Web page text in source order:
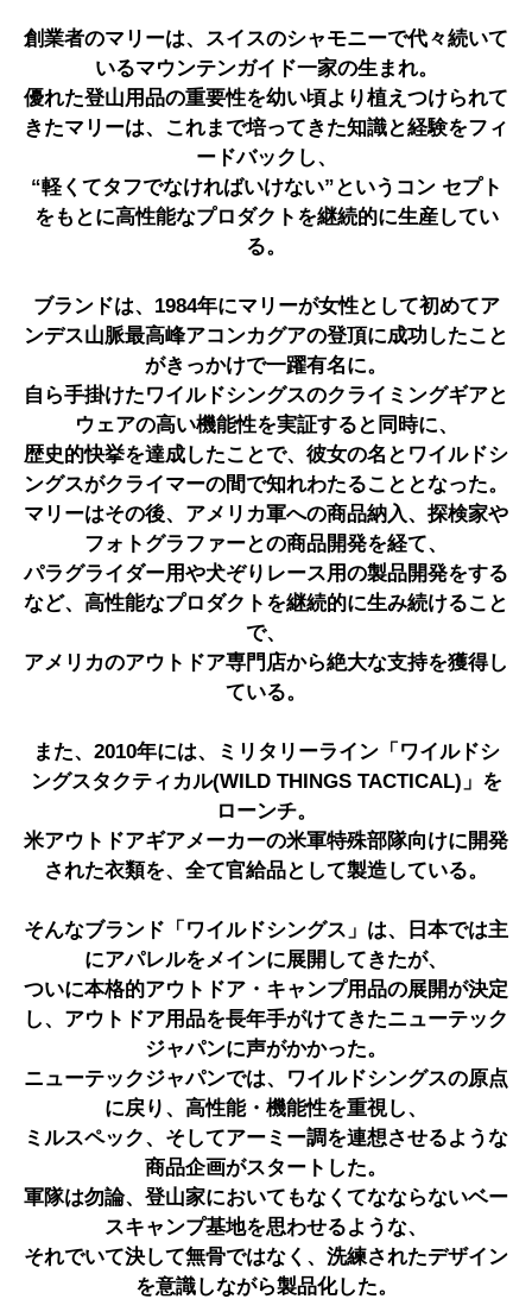
創業者のマリーは、スイスのシャモニーで代々続いて
いるマウンテンガイド一家の生まれ。
優れた登山用品の重要性を幼い頃より植えつけられて
きたマリーは、これまで培ってきた知識と経験をフィ
ードバックし、
“軽くてタフでなければいけない”というコン セプト
をもとに高性能なプロダクトを継続的に生産してい
る。
ブランドは、1984年にマリーが女性として初めてア
ンデス山脈最高峰アコンカグアの登頂に成功したこと
がきっかけで一躍有名に。
自ら手掛けたワイルドシングスのクライミングギアと
ウェアの高い機能性を実証すると同時に、
歴史的快挙を達成したことで、彼女の名とワイルドシ
ングスがクライマーの間で知れわたることとなった。
マリーはその後、アメリカ軍への商品納入、探検家や
フォトグラファーとの商品開発を経て、
パラグライダー用や犬ぞりレース用の製品開発をする
など、高性能なプロダクトを継続的に生み続けること
で、
アメリカのアウトドア専門店から絶大な支持を獲得し
ている。
また、2010年には、ミリタリーライン「ワイルドシ
ングスタクティカル(WILD THINGS TACTICAL)」を
ローンチ。
米アウトドアギアメーカーの米軍特殊部隊向けに開発
された衣類を、全て官給品として製造している。
そんなブランド「ワイルドシングス」は、日本では主
にアパレルをメインに展開してきたが、
ついに本格的アウトドア・キャンプ用品の展開が決定
し、アウトドア用品を長年手がけてきたニューテック
ジャパンに声がかかった。
ニューテックジャパンでは、ワイルドシングスの原点
に戻り、高性能・機能性を重視し、
ミルスペック、そしてアーミー調を連想させるような
商品企画がスタートした。
軍隊は勿論、登山家においてもなくてなならないベー
スキャンプ基地を思わせるような、
それでいて決して無骨ではなく、洗練されたデザイン
を意識しながら製品化した。